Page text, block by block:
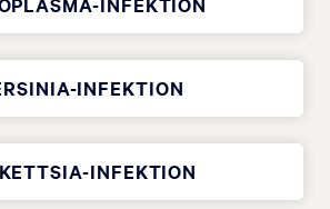
INFEKTION
INFEKTION